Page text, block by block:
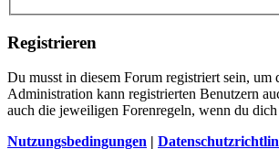
Registrieren
Du musst in diesem Forum registriert sein,
Administration kann registrierten Benutzern
auch die jeweiligen Forenregeln, wenn du
Nutzungsbedingungen |